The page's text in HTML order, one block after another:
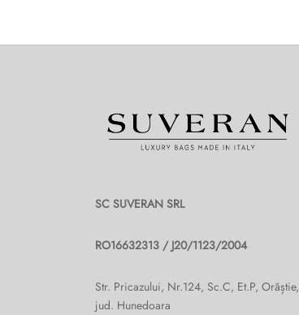
SC SUVERAN SRL
RO16632313 / J20/1123/2004
Str. Pricazului, Nr.124, Sc.C, Et.P, Orăștie,
jud. Hunedoara